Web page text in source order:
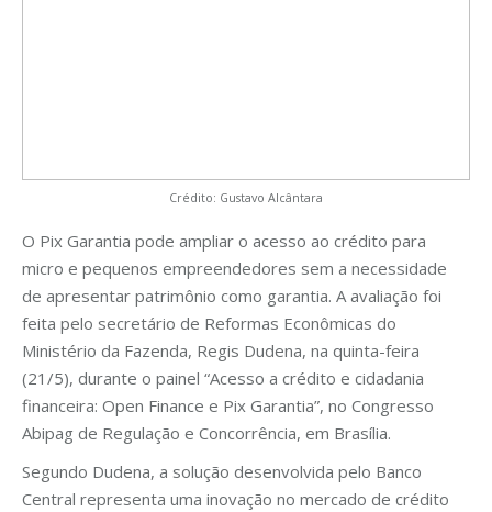
Crédito: Gustavo Alcântara
O Pix Garantia pode ampliar o acesso ao crédito para
micro e pequenos empreendedores sem a necessidade
de apresentar patrimônio como garantia. A avaliação foi
feita pelo secretário de Reformas Econômicas do
Ministério da Fazenda, Regis Dudena, na quinta-feira
(21/5), durante o painel “Acesso a crédito e cidadania
financeira: Open Finance e Pix Garantia”, no Congresso
Abipag de Regulação e Concorrência, em Brasília.
Segundo Dudena, a solução desenvolvida pelo Banco
Central representa uma inovação no mercado de crédito